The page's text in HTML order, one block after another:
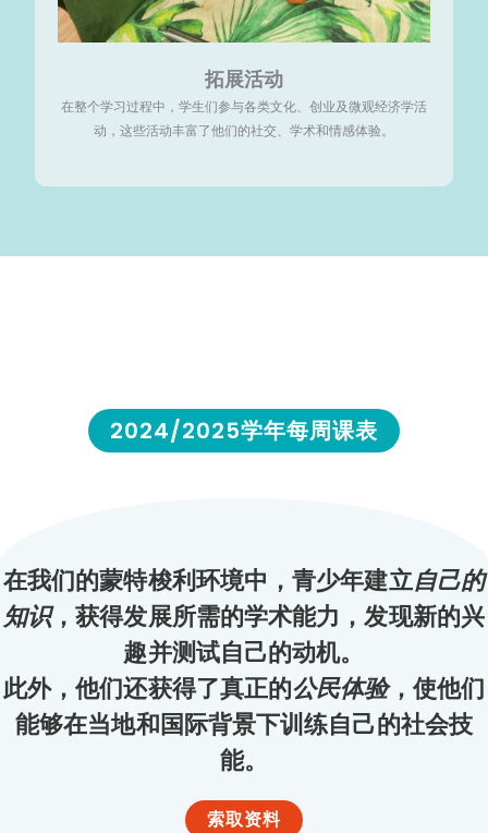
拓展活动
在整个学习过程中，学生们参与各类文化、创业及微观经济学活
动，这些活动丰富了他们的社交、学术和情感体验。
2024/2025学年每周课表
在我们的蒙特梭利环境中，青少年建立自己的
知识，获得发展所需的学术能力，发现新的兴
趣并测试自己的动机。
此外，他们还获得了真正的公民体验，使他们
能够在当地和国际背景下训练自己的社会技
能。
索取资料